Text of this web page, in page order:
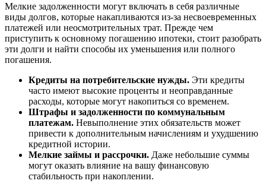
Мелкие задолженности могут включать в себя различные
виды долгов, которые накапливаются из-за несвоевременных
платежей или неосмотрительных трат. Прежде чем
приступить к основному погашению ипотеки, стоит разобрать
эти долги и найти способы их уменьшения или полного
погашения.
Кредиты на потребительские нужды. Эти кредиты
часто имеют высокие проценты и неоправданные
расходы, которые могут накопиться со временем.
Штрафы и задолженности по коммунальным
платежам. Невыполнение этих обязательств может
привести к дополнительным начислениям и ухудшению
кредитной истории.
Мелкие займы и рассрочки. Даже небольшие суммы
могут оказать влияние на вашу финансовую
стабильность при накоплении.